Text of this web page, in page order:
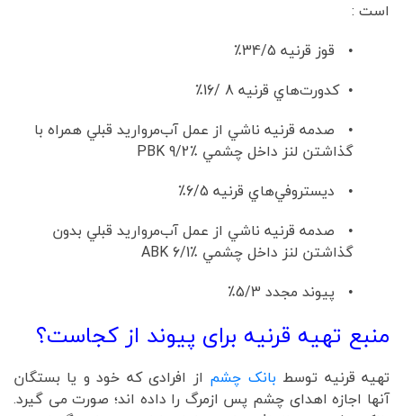
است :
• قوز قرنيه 34/5٪
• کدورت‌هاي قرنيه 8 /16٪
• صدمه قرنيه ناشي از عمل آب‌مرواريد قبلي همراه با
گذاشتن لنز داخل چشمي PBK 9/2٪
• ديستروفي‌هاي قرنيه 6/5٪
• صدمه قرنيه ناشي از عمل آب‌مرواريد قبلي بدون
گذاشتن لنز داخل چشمي ABK 6/1٪
• پيوند مجدد 5/3٪
منبع تهیه قرنیه برای پیوند از کجاست؟
تهیه قرنیه توسط بانک چشم از افرادی که خود و یا بستگان
آنها اجازه اهدای چشم پس ازمرگ را داده اند؛ صورت می گیرد.